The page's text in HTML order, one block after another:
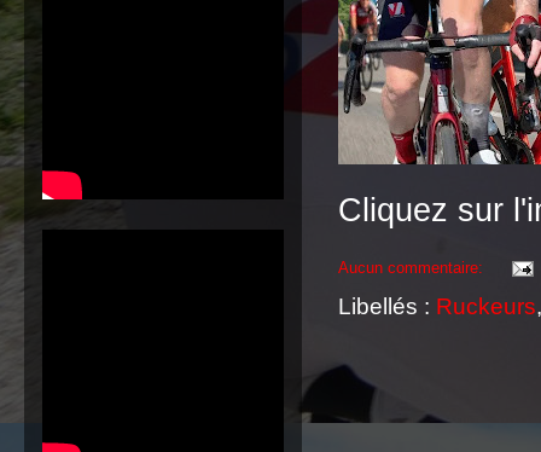
Cliquez sur
Aucun commentaire:
Libellés : Ruckeurs